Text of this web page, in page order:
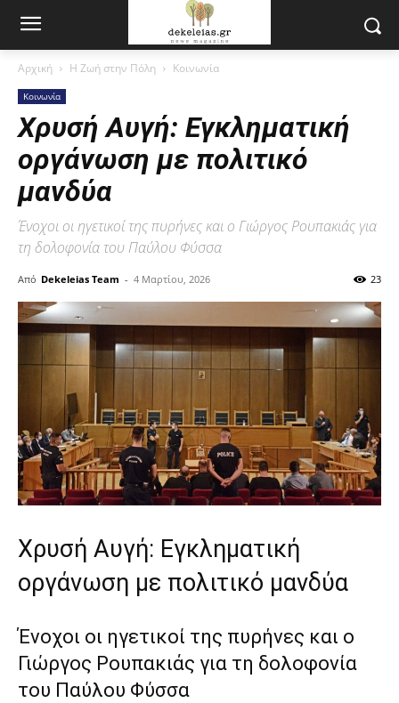
Αρχική Η Ζωή στην Πόλη Κοινωνία
Κοινωνία
Χρυσή Αυγή: Εγκληματική
οργάνωση με πολιτικό
μανδύα
Ένοχοι οι ηγετικοί της πυρήνες και ο Γιώργος Ρουπακιάς για
τη δολοφονία του Παύλου Φύσσα
Από Dekeleias Team - 4 Μαρτίου, 2026 23
Χρυσή Αυγή: Εγκληματική
οργάνωση με πολιτικό μανδύα
Ένοχοι οι ηγετικοί της πυρήνες και ο
Γιώργος Ρουπακιάς για τη δολοφονία
του Παύλου Φύσσα